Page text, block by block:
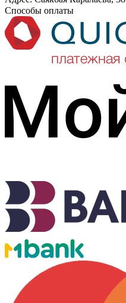
Способы оплаты